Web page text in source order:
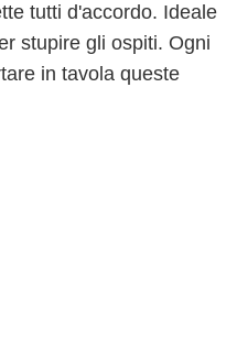
tutti d'accordo. Ideale
stupire gli ospiti. Ogni
in tavola queste